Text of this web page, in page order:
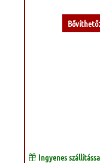
Ingyenes